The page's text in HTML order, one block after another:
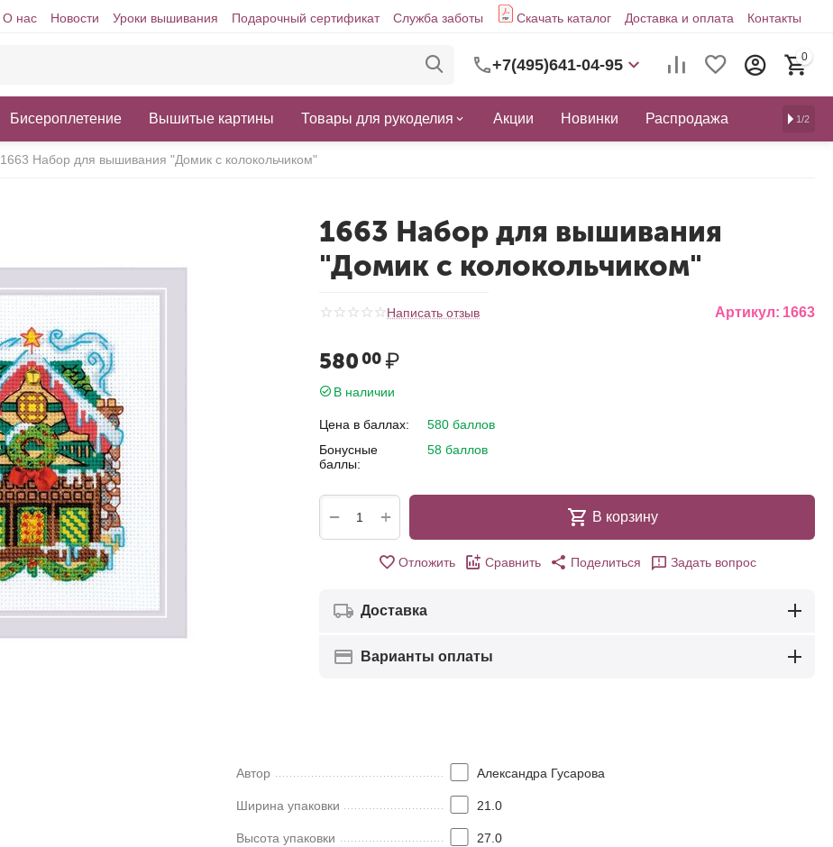
О нас Новости Уроки вышивания Подарочный сертификат Служба заботы Скачать каталог Доставка и оплата Контакты
+7(495)641-04-95 0
Бисероплетение Вышитые картины Товары для рукоделия Акции Новинки Распродажа 1/2
1663 Набор для вышивания "Домик с колокольчиком"
1663 Набор для вышивания
"Домик с колокольчиком"
Написать отзыв Артикул: 1663
580 00₽
В наличии
Цена в баллах:
580 баллов
Бонусные
баллы:
58 баллов
+
− В корзину
Отложить Сравнить Поделиться Задать вопрос
Доставка
Варианты оплаты
Автор Александра Гусарова
Ширина упаковки 21.0
Высота упаковки 27.0